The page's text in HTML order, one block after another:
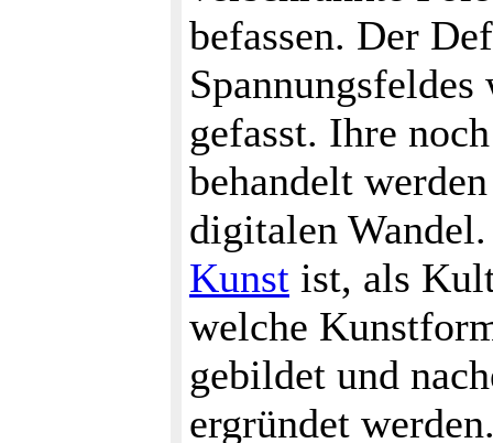
befassen. Der
gefasst. Ihre
behandelt
digitalen
Kunst ist, als
welche
gebildet und
ergründet